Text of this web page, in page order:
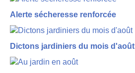
Alerte sécheresse renforcée
Dictons jardiniers du mois d'août